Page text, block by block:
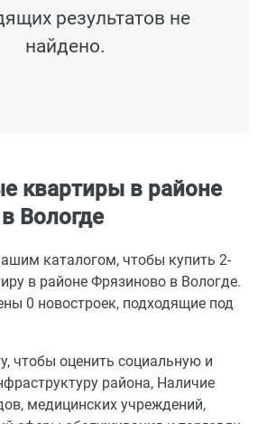
результатов не
найдено.
квартиры в районе
Вологде
каталогом, чтобы купить 2-
в районе Фрязиново в Вологде.
0 новостроек, подходящие под
чтобы оценить социальную и
района, Наличие
медицинских учреждений,